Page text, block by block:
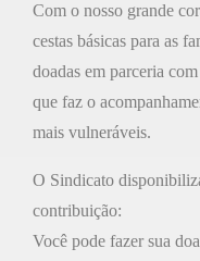
Com o nosso grande
cestas básicas para as
doadas em parceria
que faz o
mais vulneráveis.
O Sindicato
contribuição:
Você pode fazer sua